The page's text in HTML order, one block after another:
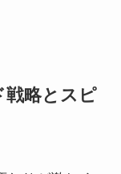
戦略とスピ